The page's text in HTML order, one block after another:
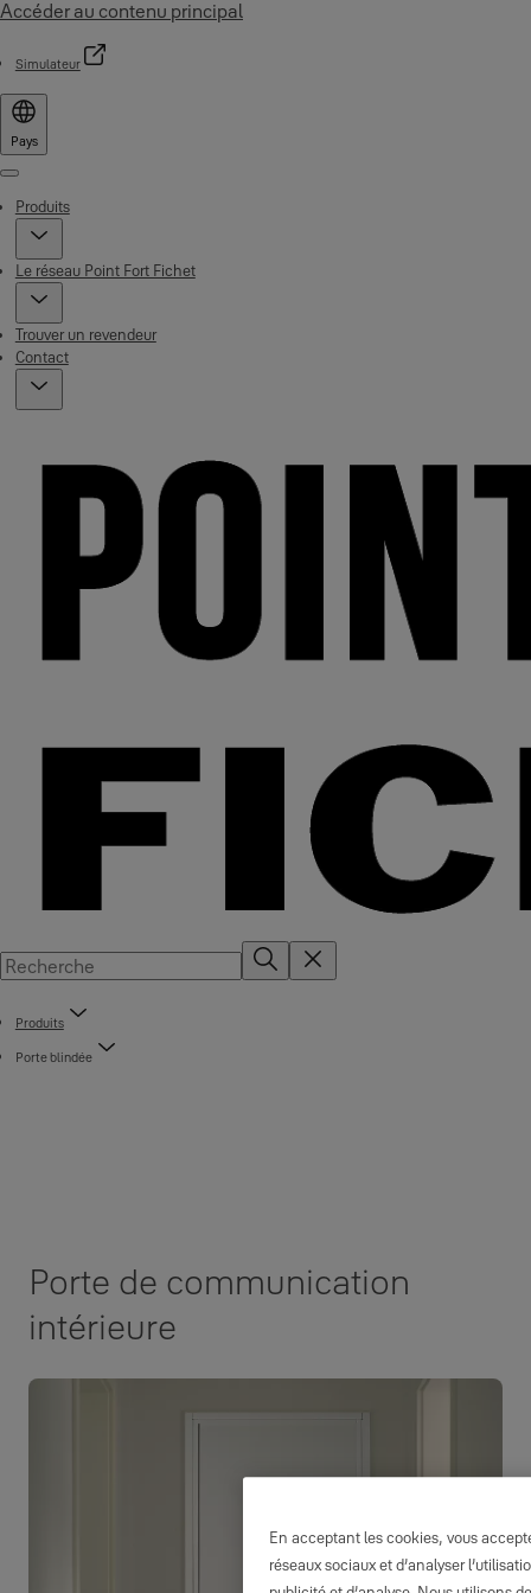
Accéder au contenu principal
Simulateur
Pays
Menu
Produits
Le réseau Point Fort Fichet
Trouver un revendeur
Contact
Produits
Porte blindée
Porte de communication
intérieure
En acceptant les cookies, vous
réseaux sociaux et d’analyser